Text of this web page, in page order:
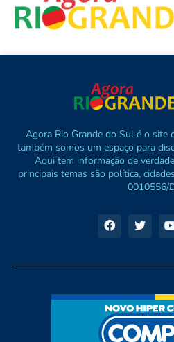
Agora Rio Grande do Sul é o site
também somos um espaço para
Aqui tem informação de
principais temas são política,
0010556/